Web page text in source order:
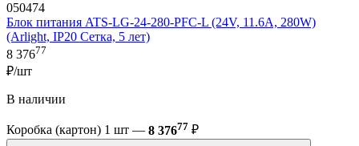
050474
Блок питания ATS-LG-24-280-PFC-L (24V, 11.6A, 280W)
(Arlight, IP20 Сетка, 5 лет)
8 37677
₽/шт
В наличии
Коробка (картон) 1 шт — 8 37677 ₽